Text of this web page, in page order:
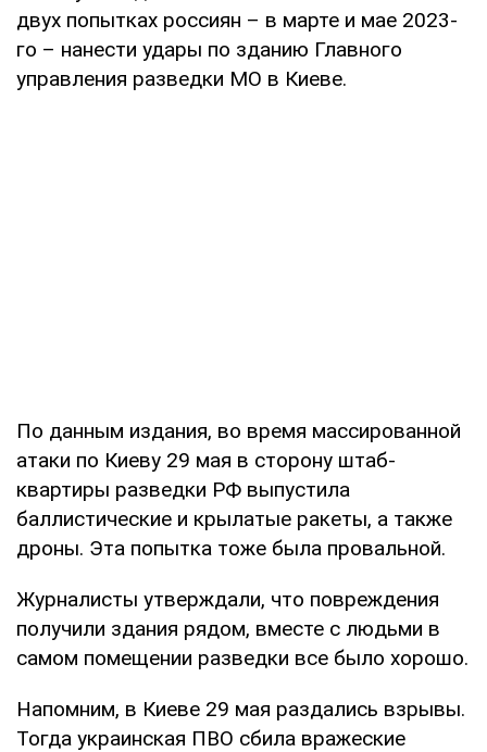
двух попытках россиян – в марте и мае 2023-
го – нанести удары по зданию Главного
управления разведки МО в Киеве.
По данным издания, во время массированной
атаки по Киеву 29 мая в сторону штаб-
квартиры разведки РФ выпустила
баллистические и крылатые ракеты, а также
дроны. Эта попытка тоже была провальной.
Журналисты утверждали, что повреждения
получили здания рядом, вместе с людьми в
самом помещении разведки все было хорошо.
Напомним, в Киеве 29 мая раздались взрывы.
Тогда украинская ПВО сбила вражеские